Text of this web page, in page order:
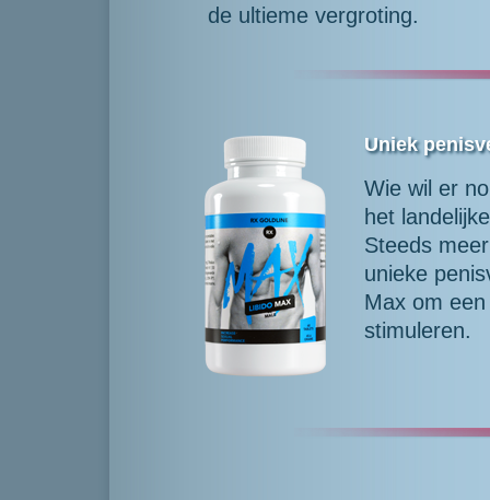
de ultieme vergroting.
Uniek
Wie wil er
het
Steeds
unieke
Max om
stimuleren.